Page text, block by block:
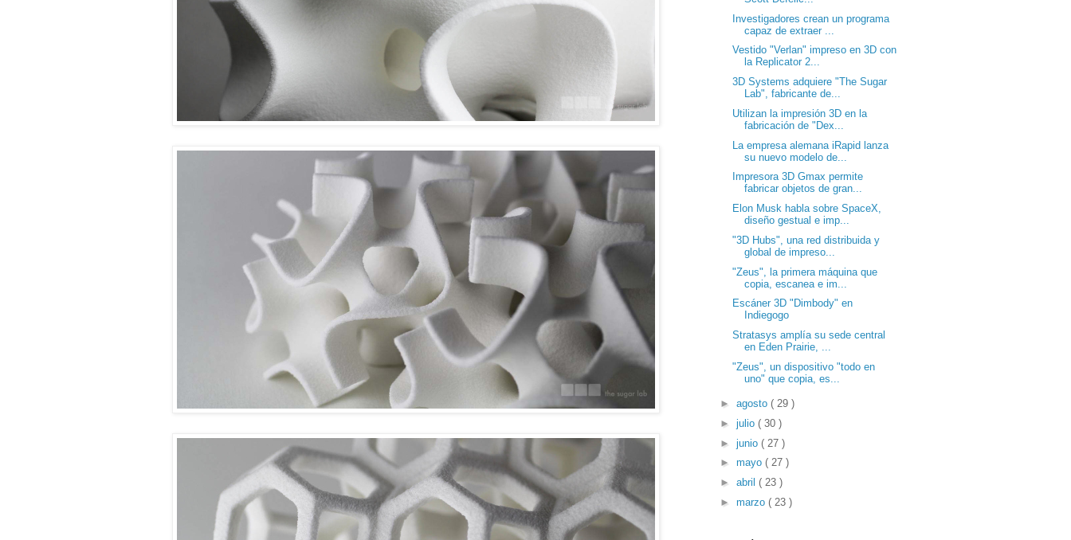
Investigadores crean un programa
capaz de extraer ...
Vestido "Verlan" impreso en 3D con
la Replicator 2...
3D Systems adquiere "The Sugar
Lab", fabricante de...
Utilizan la impresión 3D en la
fabricación de "Dex...
La empresa alemana iRapid lanza
su nuevo modelo de...
Impresora 3D Gmax permite
fabricar objetos de gran...
Elon Musk habla sobre SpaceX,
diseño gestual e imp...
"3D Hubs", una red distribuida y
global de impreso...
"Zeus", la primera máquina que
copia, escanea e im...
Escáner 3D "Dimbody" en
Indiegogo
Stratasys amplía su sede central
en Eden Prairie, ...
"Zeus", un dispositivo "todo en
uno" que copia, es...
► agosto ( 29 )
► julio ( 30 )
► junio ( 27 )
► mayo ( 27 )
► abril ( 23 )
► marzo ( 23 )